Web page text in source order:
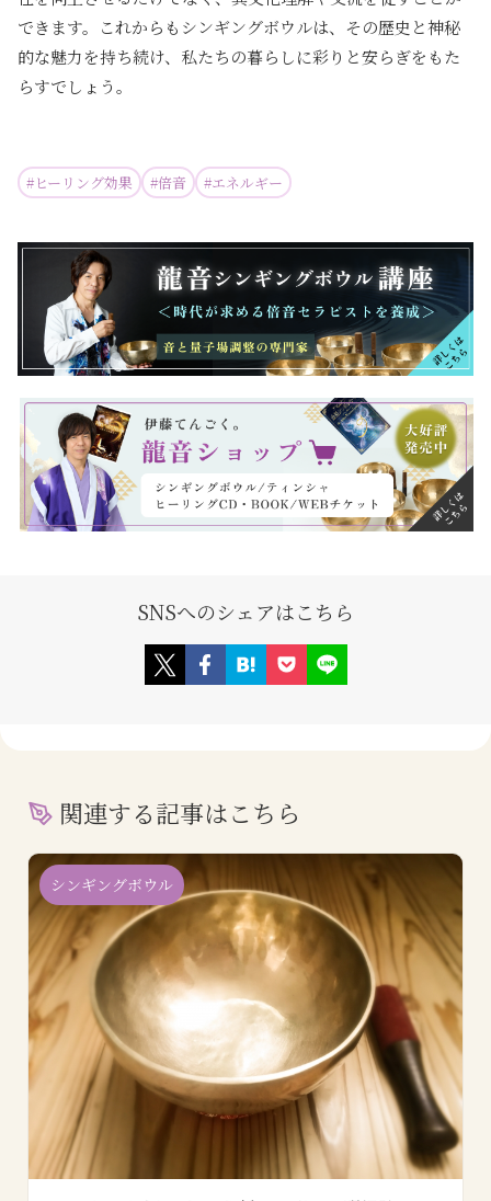
できます。これからもシンギングボウルは、その歴史と神秘
的な魅力を持ち続け、私たちの暮らしに彩りと安らぎをもた
らすでしょう。
#ヒーリング効果 #倍音 #エネルギー
SNSへのシェアはこちら
関連する記事はこちら
シンギングボウル